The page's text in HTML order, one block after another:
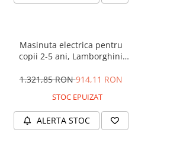
Masinuta electrica pentru
copii 2-5 ani, Lamborghini
12V, galbena
1.321,85 RON914,11 RON
STOC EPUIZAT
ALERTA STOC